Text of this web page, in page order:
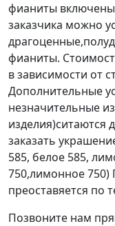
фианиты
заказчика можно
фианиты.
в зависимости от
Дополнительные
незначительные
изделия)ситаются
заказать
585, белое 585,
750,лимонное
преоставяется по
Позвоните нам